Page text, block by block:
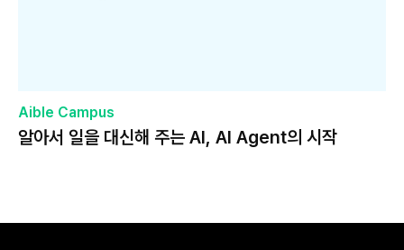
Aible Campus
알아서 일을 대신해 주는 AI, AI Agent의 시작